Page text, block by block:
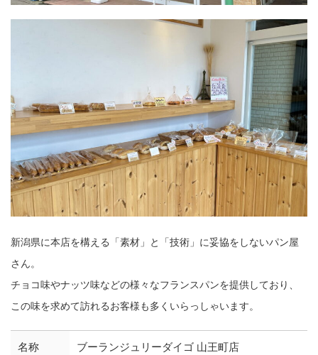
新潟県に本店を構える「素材」と「技術」に妥協をしないパン屋
さん。
チョコ味やナッツ味などの様々なフランスパンを提供しており、
この味を求めて訪れるお客様も多くいらっしゃいます。
名称 ブーランジュリーダイゴ 山王町店